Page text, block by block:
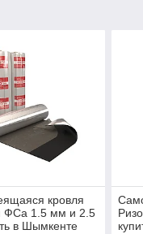
кровля
ФСа 1.5 мм и 2.5
в Шымкенте